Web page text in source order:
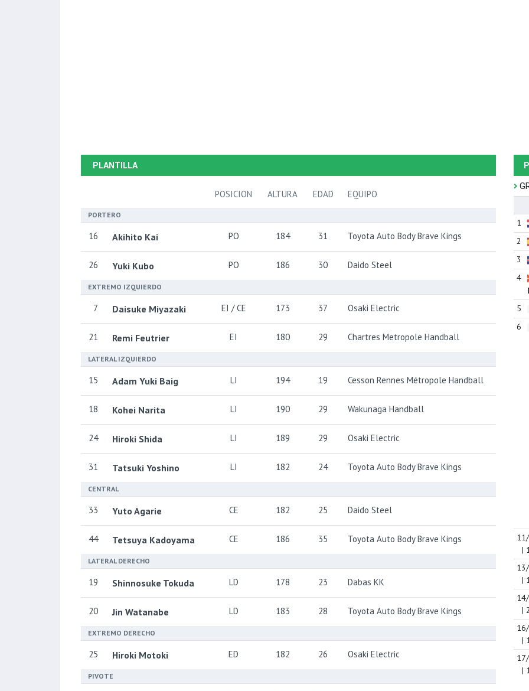
PLANTILLA
POSICION ALTURA EDAD EQUIPO
PORTERO
16 Akihito Kai PO 184 31 Toyota Auto Body Brave Kings
26 Yuki Kubo PO 186 30 Daido Steel
EXTREMO IZQUIERDO
7 Daisuke Miyazaki EI / CE 173 37 Osaki Electric
21 Remi Feutrier EI 180 29 Chartres Metropole Handball
LATERAL IZQUIERDO
15 Adam Yuki Baig LI 194 19 Cesson Rennes Métropole Handball
18 Kohei Narita LI 190 29 Wakunaga Handball
24 Hiroki Shida LI 189 29 Osaki Electric
31 Tatsuki Yoshino LI 182 24 Toyota Auto Body Brave Kings
CENTRAL
33 Yuto Agarie CE 182 25 Daido Steel
44 Tetsuya Kadoyama CE 186 35 Toyota Auto Body Brave Kings
LATERAL DERECHO
19 Shinnosuke Tokuda LD 178 23 Dabas KK
20 Jin Watanabe LD 183 28 Toyota Auto Body Brave Kings
EXTREMO DERECHO
25 Hiroki Motoki ED 182 26 Osaki Electric
PIVOTE
1
2
3
4
5
6
|
|
|
|
|